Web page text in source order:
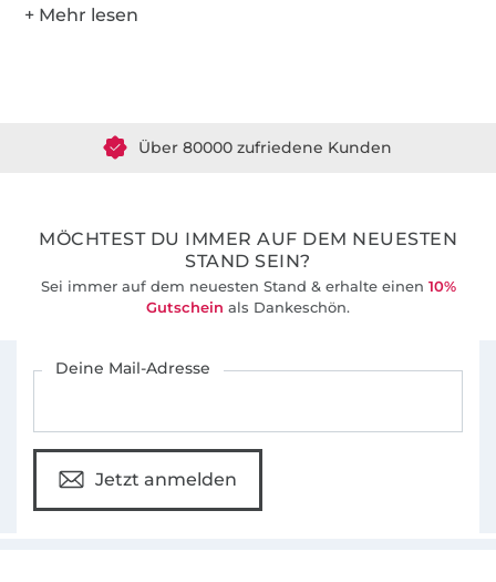
MÖCHTEST DU IMMER AUF DEM NEUESTEN
STAND SEIN?
Sei immer auf dem neuesten Stand & erhalte einen 10%
Gutschein als Dankeschön.
Deine Mail-Adresse
Jetzt anmelden